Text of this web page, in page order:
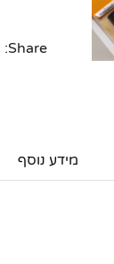
Share:
מידע נוסף